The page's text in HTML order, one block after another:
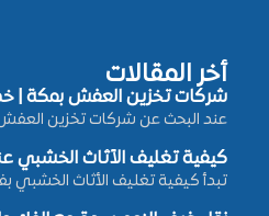
أخر المقالات
شركات تخزين العفش بمكة | خصم
عند البحث عن شركات تخزين
كيفية تغليف الأثاث الخشبي
تبدأ كيفية تغليف الأثاث الخشبي